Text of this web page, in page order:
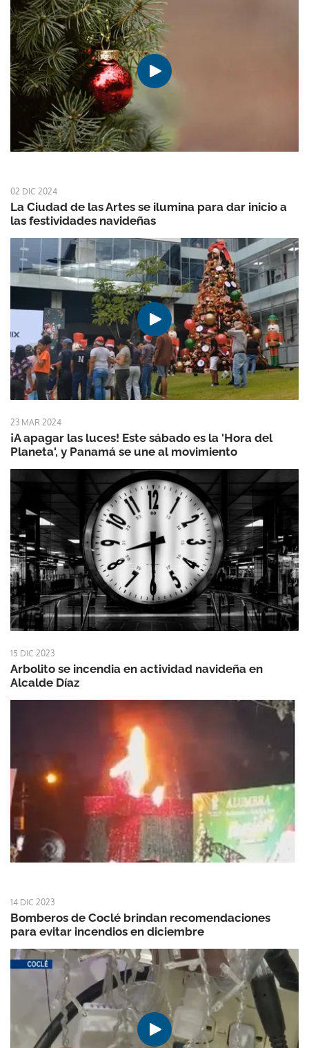
02 DIC 2024
La Ciudad de las Artes se ilumina para dar inicio a
las festividades navideñas
23 MAR 2024
¡A apagar las luces! Este sábado es la 'Hora del
Planeta', y Panamá se une al movimiento
15 DIC 2023
Arbolito se incendia en actividad navideña en
Alcalde Díaz
14 DIC 2023
Bomberos de Coclé brindan recomendaciones
para evitar incendios en diciembre